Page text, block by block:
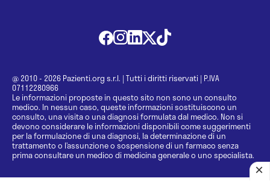
@ 2010 - 2026 Pazienti.org s.r.l. | Tutti i diritti riservati | P.IVA
07112280966
Le informazioni proposte in questo sito non sono un consulto
medico. In nessun caso, queste informazioni sostituiscono un
consulto, una visita o una diagnosi formulata dal medico. Non si
devono considerare le informazioni disponibili come suggerimenti
per la formulazione di una diagnosi, la determinazione di un
trattamento o l’assunzione o sospensione di un farmaco senza
prima consultare un medico di medicina generale o uno specialista.